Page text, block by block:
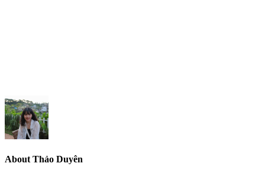
About Thảo Duyên